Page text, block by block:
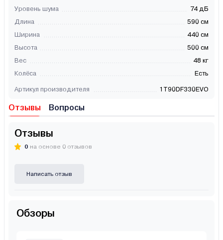
Уровень шума
74 дБ
Длина
590 см
Ширина
440 см
Высота
500 см
Вес
48 кг
Колёса
Есть
Артикул производителя 1T90DF330EVO
Отзывы Вопросы
Отзывы
0 на основе 0 отзывов
Написать отзыв
Обзоры